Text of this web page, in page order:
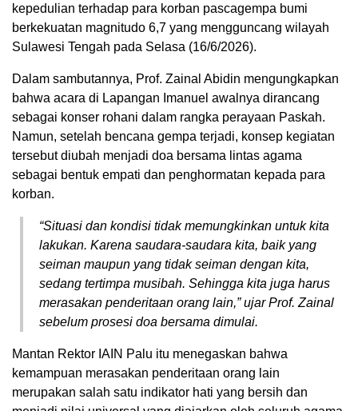
kepedulian terhadap para korban pascagempa bumi
berkekuatan magnitudo 6,7 yang mengguncang wilayah
Sulawesi Tengah pada Selasa (16/6/2026).
Dalam sambutannya, Prof. Zainal Abidin mengungkapkan
bahwa acara di Lapangan Imanuel awalnya dirancang
sebagai konser rohani dalam rangka perayaan Paskah.
Namun, setelah bencana gempa terjadi, konsep kegiatan
tersebut diubah menjadi doa bersama lintas agama
sebagai bentuk empati dan penghormatan kepada para
korban.
“Situasi dan kondisi tidak memungkinkan untuk kita
lakukan. Karena saudara-saudara kita, baik yang
seiman maupun yang tidak seiman dengan kita,
sedang tertimpa musibah. Sehingga kita juga harus
merasakan penderitaan orang lain,” ujar Prof. Zainal
sebelum prosesi doa bersama dimulai.
Mantan Rektor IAIN Palu itu menegaskan bahwa
kemampuan merasakan penderitaan orang lain
merupakan salah satu indikator hati yang bersih dan